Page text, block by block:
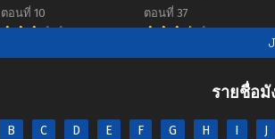
Because They Don’t
Need My Training
My “Fief” Which I Got
ตอนที่ 10
Adventurer
ตอนที่ 37
รายชื่อมั
B C D E F G H I J